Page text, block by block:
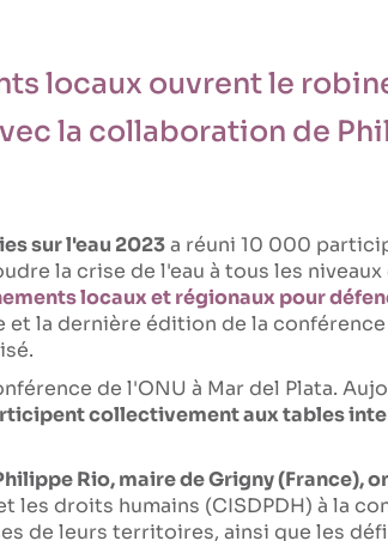
locaux ouvrent le
la collaboration de
sur l'eau 2023a réuni 10 000
la crise de l'eau à tous les niveaux
locaux et régionaux pour
et la dernière édition de la
de l'ONU à Mar del Plata.
collectivement aux tables
Rio, maire de Grigny (France),
droits humains (CISDPDH) à la
de leurs territoires, ainsi que les